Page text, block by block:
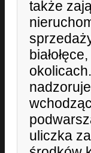
także
uliczka